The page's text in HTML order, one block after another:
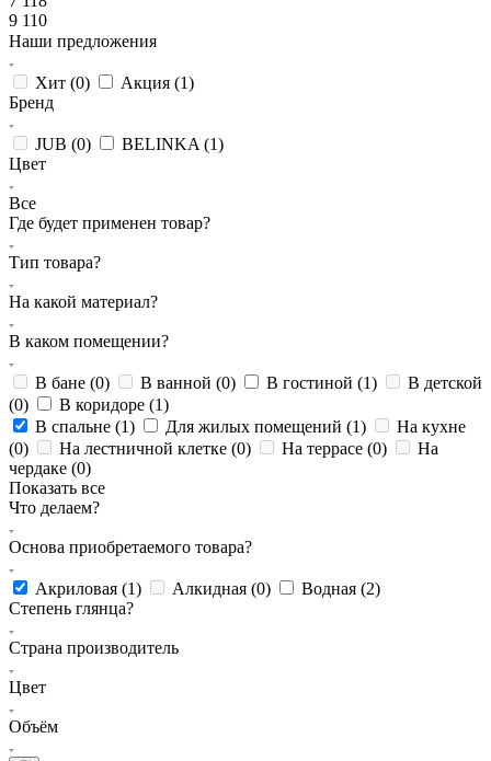
9 110
Наши предложения
Хит (0) Акция (1)
Бренд
JUB (0) BELINKA (1)
Цвет
Все
Где будет применен товар?
Тип товара?
На какой материал?
В каком помещении?
В бане (0) В ванной (0) В гостиной (1)
В детской
(0) В коридоре (1)
В спальне (1) Для жилых помещений (1)
На кухне
(0) На лестничной клетке (0) На террасе (0)
На
чердаке (0)
Показать все
Что делаем?
Основа приобретаемого товара?
Акриловая (1) Алкидная (0) Водная (2)
Степень глянца?
Страна производитель
Цвет
Объём